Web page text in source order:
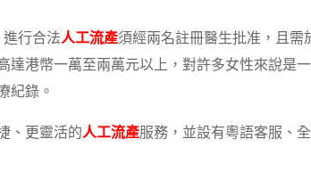
行合法人工流產須經兩名註冊醫生批准，且需
達港幣一萬至兩萬元以上，對許多女性來說是
紀錄。
、更靈活的人工流產服務，並設有粵語客服、